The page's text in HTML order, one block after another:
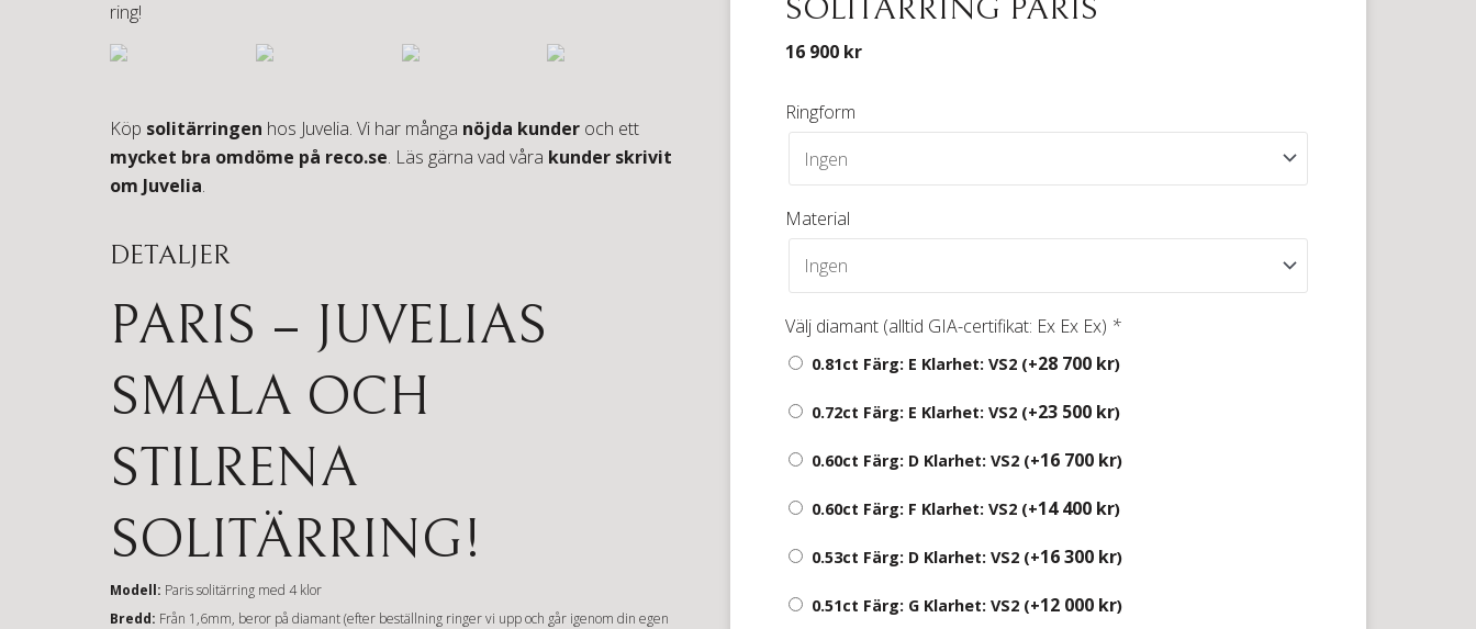
Köp solitärringen hos Juvelia. Vi har många nöjda kunder och ett
mycket bra omdöme på reco.se. Läs gärna vad våra kunder skrivit
om Juvelia.
DETALJER
PARIS – JUVELIAS
SMALA OCH
STILRENA
SOLITÄRRING!
Modell: Paris solitärring med 4 klor
Bredd: Från 1,6mm, beror på diamant (efter beställning ringer vi upp och går igenom din egen
SOLITÄRRING PARIS
16 900 kr
Ringform
Material
Välj diamant (alltid GIA-certifikat: Ex Ex Ex) *
0.81ct Färg: E Klarhet: VS2 (+28 700 kr)
0.72ct Färg: E Klarhet: VS2 (+23 500 kr)
0.60ct Färg: D Klarhet: VS2 (+16 700 kr)
0.60ct Färg: F Klarhet: VS2 (+14 400 kr)
0.53ct Färg: D Klarhet: VS2 (+16 300 kr)
0.51ct Färg: G Klarhet: VS2 (+12 000 kr)
Paris
mängd